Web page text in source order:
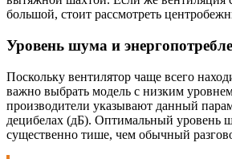
большой, стоит рассмотреть
Уровень шума и
Поскольку вентилятор чаще всего
важно выбрать модель с низким
производители указывают данный
децибелах (дБ). Оптимальный уровень
существенно тише, чем обычный